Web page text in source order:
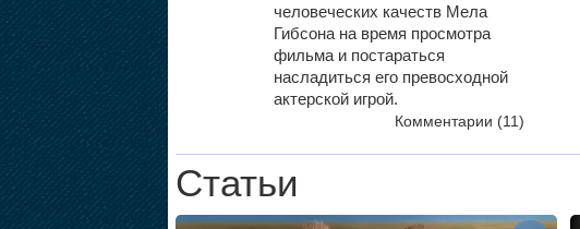
человеческих качеств Мела
Гибсона на время просмотра
фильма и постараться
насладиться его превосходной
актерской игрой.
Комментарии (11)
Статьи